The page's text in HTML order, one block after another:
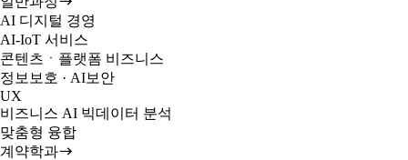
AI 디지털 경영
AI-IoT 서비스
콘텐츠ㆍ플랫폼 비즈니스
정보보호 · AI보안
UX
비즈니스 AI 빅데이터 분석
맞춤형 융합
계약학과